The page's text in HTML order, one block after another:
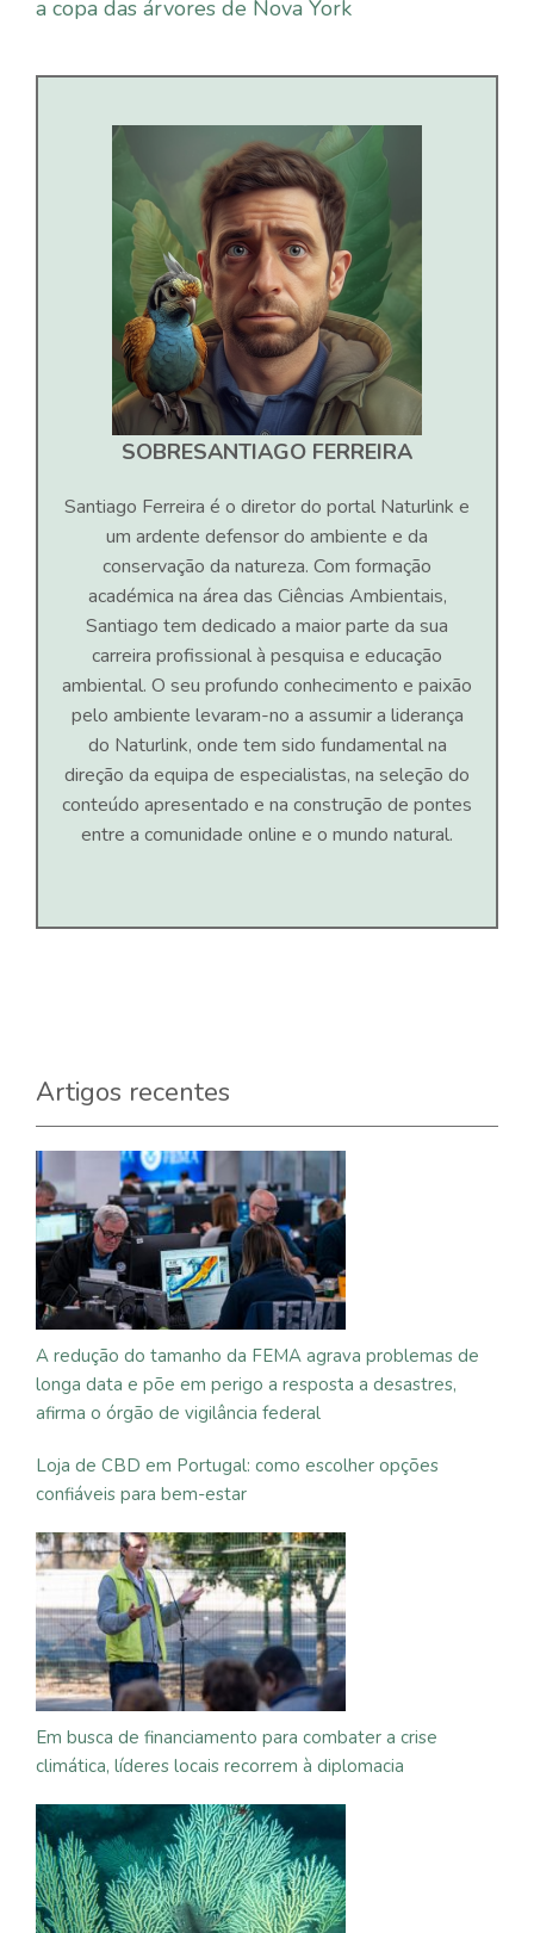
a copa das árvores de Nova York
SOBRESANTIAGO FERREIRA
Santiago Ferreira é o diretor do portal Naturlink e
um ardente defensor do ambiente e da
conservação da natureza. Com formação
académica na área das Ciências Ambientais,
Santiago tem dedicado a maior parte da sua
carreira profissional à pesquisa e educação
ambiental. O seu profundo conhecimento e paixão
pelo ambiente levaram-no a assumir a liderança
do Naturlink, onde tem sido fundamental na
direção da equipa de especialistas, na seleção do
conteúdo apresentado e na construção de pontes
entre a comunidade online e o mundo natural.
Artigos recentes
A redução do tamanho da FEMA agrava problemas de
longa data e põe em perigo a resposta a desastres,
afirma o órgão de vigilância federal
Loja de CBD em Portugal: como escolher opções
confiáveis para bem-estar
Em busca de financiamento para combater a crise
climática, líderes locais recorrem à diplomacia